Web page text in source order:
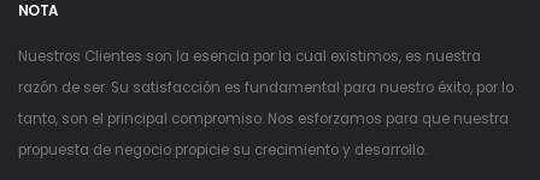
NOTA
Nuestros Clientes son la esencia por la cual existimos, es nuestra
razón de ser. Su satisfacción es fundamental para nuestro éxito, por lo
tanto, son el principal compromiso. Nos esforzamos para que nuestra
propuesta de negocio propicie su crecimiento y desarrollo.